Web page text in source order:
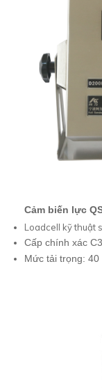
Cảm biến lực
Loadcell kỹ thuật
Cấp chính xác
Mức tải trọng: 40